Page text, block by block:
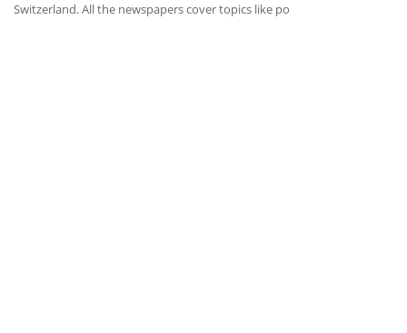
Switzerland. All the newspapers cover topics like po